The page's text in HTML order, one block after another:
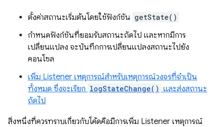
ตั้งค่าสถานะเริ่มต้นโดยใช้ฟังก์ชัน getState()
กำหนดฟังก์ชันที่ยอมรับสถานะถัดไป และหากมีการ
เปลี่ยนแปลง จะบันทึกการเปลี่ยนแปลงสถานะไปยัง
คอนโซล
เพิ่ม Listener เหตุการณ์สำหรับเหตุการณ์วงจรที่จำเป็น
ทั้งหมด ซึ่งจะเรียก logStateChange() และส่งสถานะ
ถัดไป
สิ่งหนึ่งที่ควรทราบเกี่ยวกับโค้ดคือมีการเพิ่ม Listener เหตุการณ์